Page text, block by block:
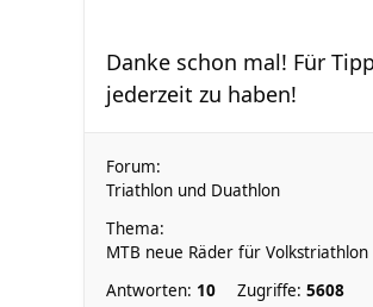
Danke schon mal! Für
jederzeit zu haben!
Forum:
Triathlon und Duathlon
Thema:
MTB neue Räder für Volkstriathlon
Antworten: 10 Zugriffe: 5608